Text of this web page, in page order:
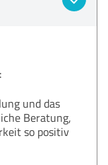
und das
Beratung,
so positiv